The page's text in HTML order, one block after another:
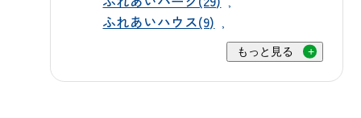
です。バスは29人乗りで運行してお
り、満席の場合は次の便をお待ちい
ただくことがございますので、時間
ふれあいハウス(9)
もっと見る